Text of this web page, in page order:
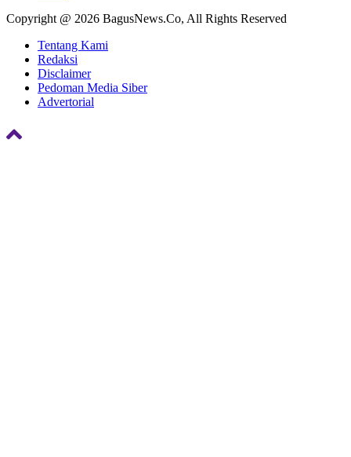
Copyright @ 2026 BagusNews.Co, All Rights Reserved
Tentang Kami
Redaksi
Disclaimer
Pedoman Media Siber
Advertorial